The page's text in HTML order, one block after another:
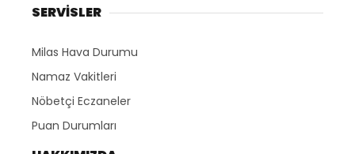
SERVİSLER
Milas Hava Durumu
Namaz Vakitleri
Nöbetçi Eczaneler
Puan Durumları